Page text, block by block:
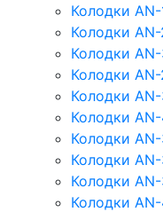
Колодки AN-
Колодки AN-
Колодки
Колодки
Колодки
Колодки
Колодки
Колодки
Колодки
Колодки AN-